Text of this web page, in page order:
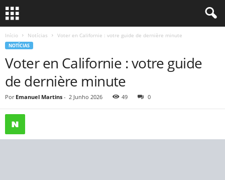
Início Notícias Voter en Californie : votre guide de dernière minute
NOTÍCIAS
Voter en Californie : votre guide
de dernière minute
Por Emanuel Martins - 2 Junho 2026 49 0